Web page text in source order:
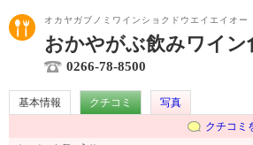
オカヤガブノミワインショクドウエイエイオー
おかやがぶ飲みワイン
0266-78-8500
基本情報 クチコミ
写真
クチコミ